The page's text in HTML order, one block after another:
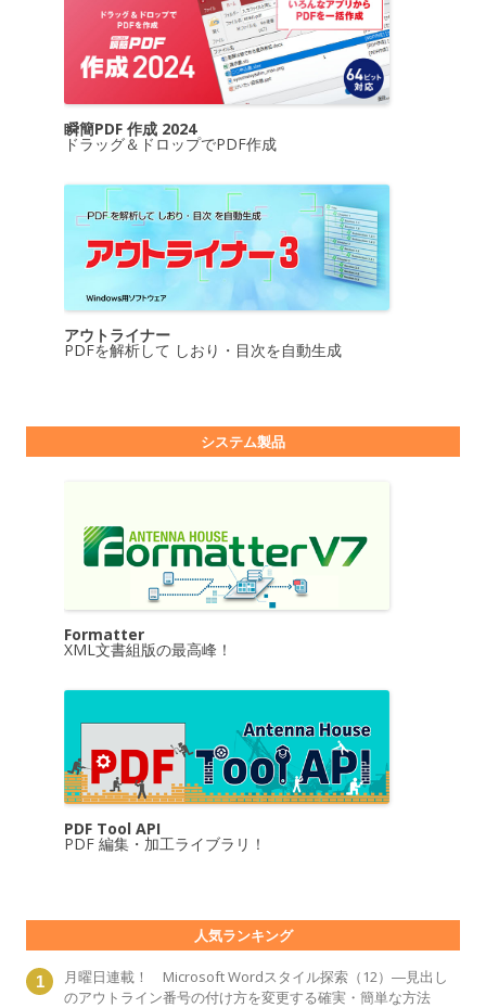
瞬簡PDF 作成 2024
ドラッグ＆ドロップでPDF作成
アウトライナー
PDFを解析して しおり・目次を自動生成
システム製品
Formatter
XML文書組版の最高峰！
PDF Tool API
PDF 編集・加工ライブラリ！
人気ランキング
月曜日連載！ Microsoft Wordスタイル探索（12）―見出し
のアウトライン番号の付け方を変更する確実・簡単な方法